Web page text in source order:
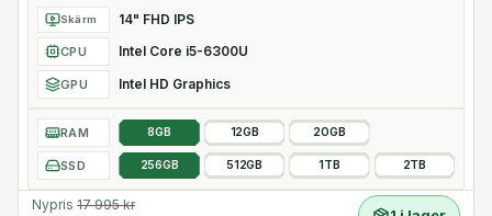
Skärm 14" FHD IPS
CPU Intel Core i5-6300U
GPU Intel HD Graphics
RAM 8GB 12GB 20GB
SSD 256GB 512GB 1TB 2TB
Nypris 17 995kr